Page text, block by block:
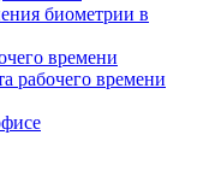
биометрии в
времени
рабочего времени